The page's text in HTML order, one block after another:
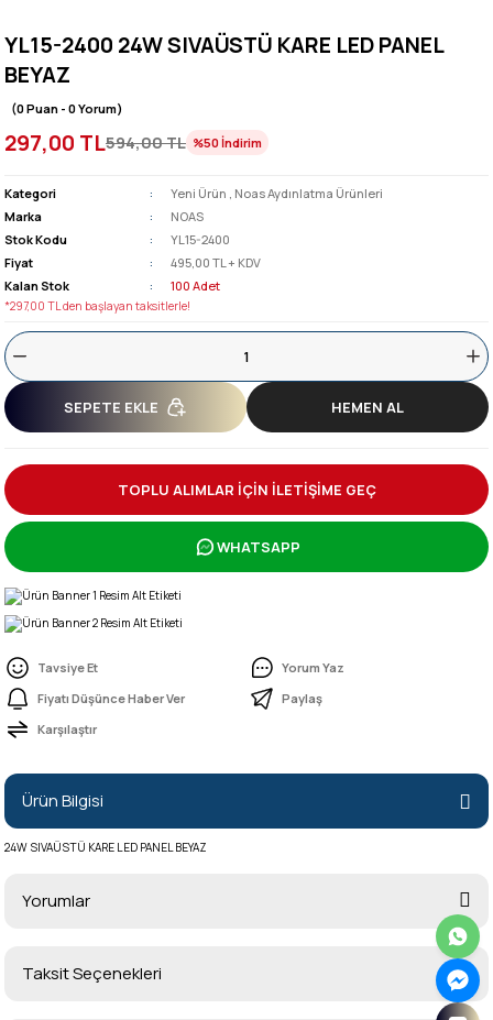
YL15-2400 24W SIVAÜSTÜ KARE LED PANEL
BEYAZ
(0 Puan - 0 Yorum)
297,00 TL594,00 TL %50İndirim
Kategori Yeni Ürün , Noas Aydınlatma Ürünleri
Marka
NOAS
Stok Kodu
YL15-2400
Fiyat
495,00 TL + KDV
Kalan Stok
100 Adet
*297,00 TL den başlayan taksitlerle!
SEPETE EKLE HEMEN AL
TOPLU ALIMLAR İÇİN İLETİŞİME GEÇ
WHATSAPP
Tavsiye Et
Yorum Yaz
Fiyatı Düşünce Haber Ver
Paylaş
Karşılaştır
Ürün Bilgisi
24W SIVAÜSTÜ KARE LED PANEL BEYAZ
Yorumlar
Bu ürüne ilk yorumu siz yapın!
Taksit Seçenekleri